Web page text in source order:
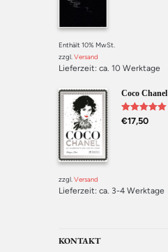
Enthält 10% MwSt.
zzgl. Versand
Lieferzeit: ca. 10 Werktage
Coco Chanel
Bewertet mit
5.00von 5
€17,50
zzgl. Versand
Lieferzeit: ca. 3-4 Werktage
KONTAKT